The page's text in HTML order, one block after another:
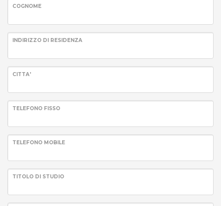
COGNOME
INDIRIZZO DI RESIDENZA
CITTA'
TELEFONO FISSO
TELEFONO MOBILE
TITOLO DI STUDIO